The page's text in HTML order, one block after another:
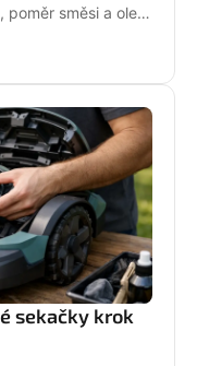
směsi a olej
sekačky krok